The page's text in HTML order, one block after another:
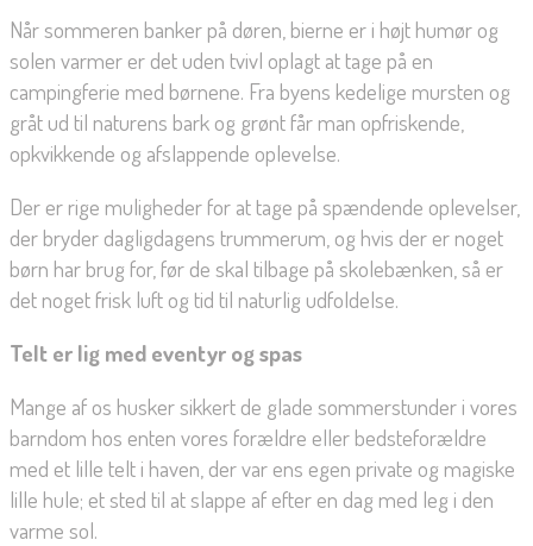
Når sommeren banker på døren, bierne er i højt humør og
solen varmer er det uden tvivl oplagt at tage på en
campingferie med børnene. Fra byens kedelige mursten og
gråt ud til naturens bark og grønt får man opfriskende,
opkvikkende og afslappende oplevelse.
Der er rige muligheder for at tage på spændende oplevelser,
der bryder dagligdagens trummerum, og hvis der er noget
børn har brug for, før de skal tilbage på skolebænken, så er
det noget frisk luft og tid til naturlig udfoldelse.
Telt er lig med eventyr og spas
Mange af os husker sikkert de glade sommerstunder i vores
barndom hos enten vores forældre eller bedsteforældre
med et lille telt i haven, der var ens egen private og magiske
lille hule; et sted til at slappe af efter en dag med leg i den
varme sol.